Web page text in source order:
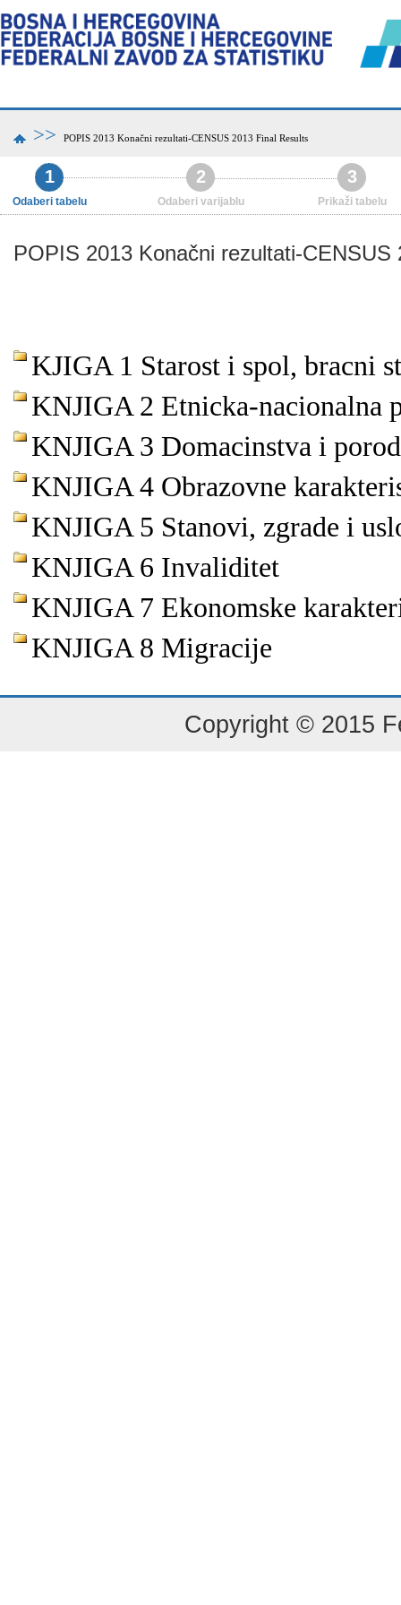
>> POPIS 2013 Konačni rezultati-CENSUS 2013 Final Results
1
Odaberi tabelu
2
Odaberi varijablu
3
Prikaži tabelu
POPIS 2013 Konačni rezultati-CENSUS
KJIGA 1 Starost i spol, bracni
KNJIGA 2 Etnicka-nacionalna
KNJIGA 3 Domacinstva i
KNJIGA 4 Obrazovne
KNJIGA 5 Stanovi, zgrade i
KNJIGA 6 Invaliditet
KNJIGA 7 Ekonomske
KNJIGA 8 Migracije
Copyright © 2015